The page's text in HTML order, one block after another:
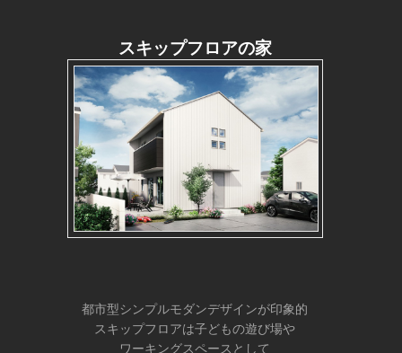
スキップフロアの家
都市型シンプルモダンデザインが印象的
スキップフロアは子どもの遊び場や
ワーキングスペースとして